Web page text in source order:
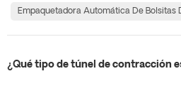
Empaquetadora Automática De Bolsitas
¿Qué tipo de túnel de contracción